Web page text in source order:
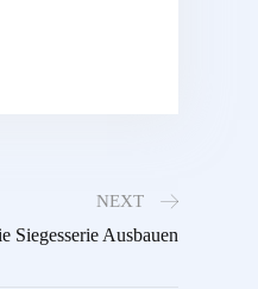
NEXT
Siegesserie Ausbauen